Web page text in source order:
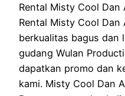
Rental Misty Cool Dan
Rental Misty Cool Dan
berkualitas bagus dan
gudang Wulan
dapatkan promo dan
kami. Misty Cool Dan